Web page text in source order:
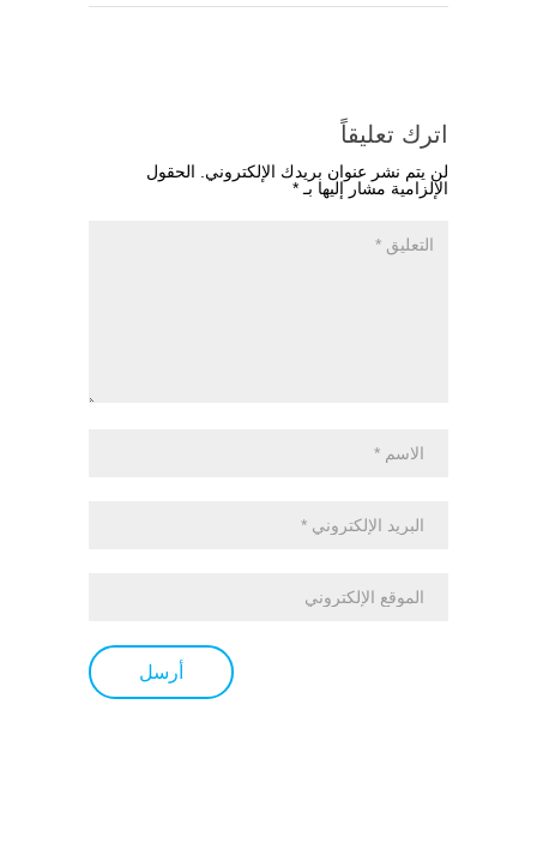
اترك تعليقاً
لن يتم نشر عنوان بريدك الإلكتروني.
الحقول
الإلزامية مشار إليها بـ *